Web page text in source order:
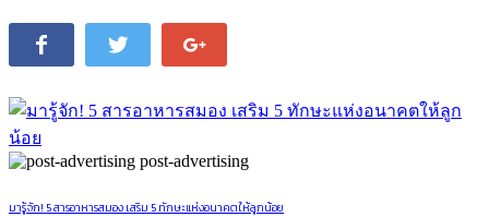
post-advertising
มารู้จัก! 5 สารอาหารสมอง เสริม 5 ทักษะแห่งอนาคตให้ลูกน้อย